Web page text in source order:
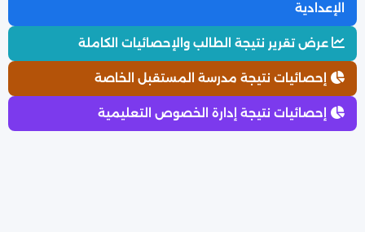
الإعدادية
عرض تقرير نتيجة الطالب والإحصائيات الكاملة
إحصائيات نتيجة مدرسة المستقبل الخاصة
إحصائيات نتيجة إدارة الخصوص التعليمية